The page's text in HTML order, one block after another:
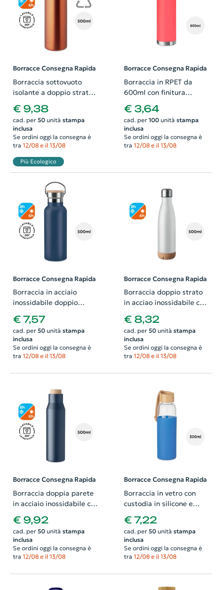
Borracce Consegna Rapida
Borraccia sottovuoto
isolante a doppio strato
in acciaio inox riciclato
500ml
€ 9,38
cad. per 50unità stampa
inclusa
Se ordini oggi la consegna è
tra 12/08 e il 13/08
Più Ecologico
Borracce Consegna Rapida
Borraccia in RPET da
600ml con finitura
gommata
€ 3,64
cad. per 100unità stampa
inclusa
Se ordini oggi la consegna è
tra 12/08 e il 13/08
Borracce Consegna Rapida
Borraccia in acciaio
inossidabile doppio
bambù da 500ml
€ 7,57
cad. per 50unità stampa
inclusa
Se ordini oggi la consegna è
tra 12/08 e il 13/08
Borracce Consegna Rapida
Borraccia doppio strato
in acciao inossidabile con
base 500ml
€ 8,32
cad. per 50unità stampa
inclusa
Se ordini oggi la consegna è
tra 12/08 e il 13/08
Borracce Consegna Rapida
Borraccia doppia parete
in acciaio inossidabile con
tappo antigoccia in
bambù 500ml
€ 9,92
cad. per 50unità stampa
inclusa
Se ordini oggi la consegna è
tra 12/08 e il 13/08
Borracce Consegna Rapida
Borraccia in vetro con
custodia in silicone e
coperchio in bambù da
500ml
€ 7,22
cad. per 50unità stampa
inclusa
Se ordini oggi la consegna è
tra 12/08 e il 13/08